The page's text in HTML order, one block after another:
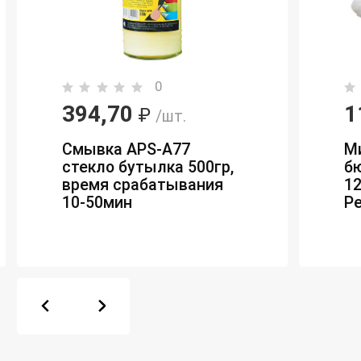
0
394,70 ₽ /шт.
Смывка APS-A77
стекло бутылка 500гр,
время срабатывания
10-50мин